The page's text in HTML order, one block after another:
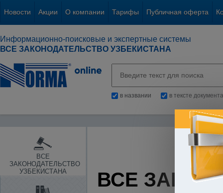
Новости Акции О компании Тарифы Публичная оферта
Информационно-поисковые и экспертные системы
ВСЕ ЗАКОНОДАТЕЛЬСТВО УЗБЕКИСТАНА
в названии в тексте документа
ВСЕ
ЗАКОНОДАТЕЛЬСТВО
УЗБЕКИСТАНА
ВСЕ